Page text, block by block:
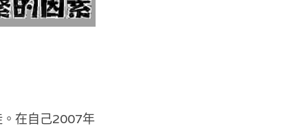
。在自己2007年